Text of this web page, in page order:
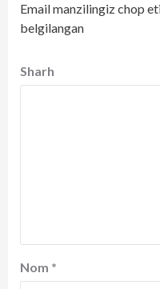
Email manzilingiz chop
belgilangan
Sharh
Nom *